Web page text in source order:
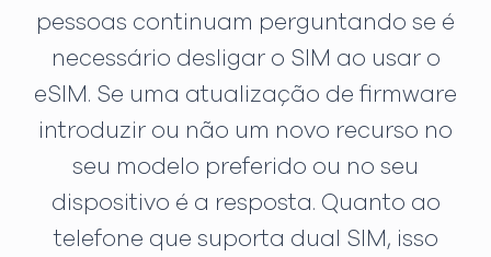
pessoas continuam perguntando se é
necessário desligar o SIM ao usar o
eSIM. Se uma atualização de firmware
introduzir ou não um novo recurso no
seu modelo preferido ou no seu
dispositivo é a resposta. Quanto ao
telefone que suporta dual SIM, isso